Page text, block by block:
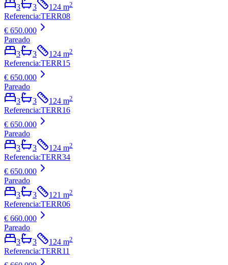
3
3 124 m2
Referencia:TERR08
€ 650.000
Pareado
3
3 124 m2
Referencia:TERR15
€ 650.000
Pareado
3
3 124 m2
Referencia:TERR16
€ 650.000
Pareado
3
3 124 m2
Referencia:TERR34
€ 650.000
Pareado
3
3 121 m2
Referencia:TERR06
€ 660.000
Pareado
3
3 124 m2
Referencia:TERR11